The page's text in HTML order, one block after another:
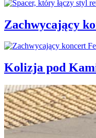
Zachwycający
Kolizja pod